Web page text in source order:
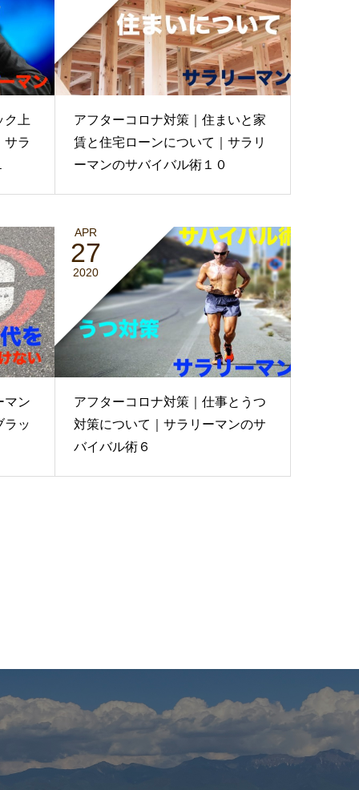
ク上
サラ
アフターコロナ対策｜住まいと家
賃と住宅ローンについて｜サラリ
ーマンのサバイバル術１０
マン
ラッ
APR
27
2020
アフターコロナ対策｜仕事とうつ
対策について｜サラリーマンのサ
バイバル術６